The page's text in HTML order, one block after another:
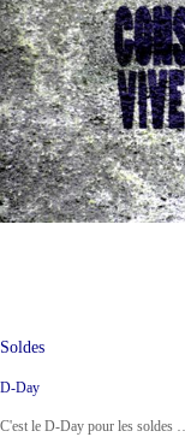
Soldes
D-Day
C'est le D-Day pour les soldes